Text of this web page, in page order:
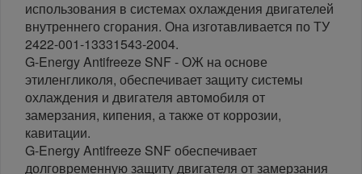
использования в системах охлаждения двигателей
внутреннего сгорания. Она изготавливается по ТУ
2422-001-13331543-2004.
G-Energy Antifreeze SNF - ОЖ на основе
этиленгликоля, обеспечивает защиту системы
охлаждения и двигателя автомобиля от
замерзания, кипения, а также от коррозии,
кавитации.
G-Energy Antifreeze SNF обеспечивает
долговременную защиту двигателя от замерзания